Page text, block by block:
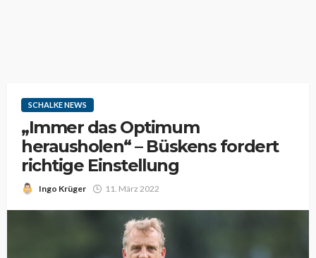
SCHALKE NEWS
„Immer das Optimum
herausholen“ – Büskens fordert
richtige Einstellung
Ingo Krüger 11. März 2022